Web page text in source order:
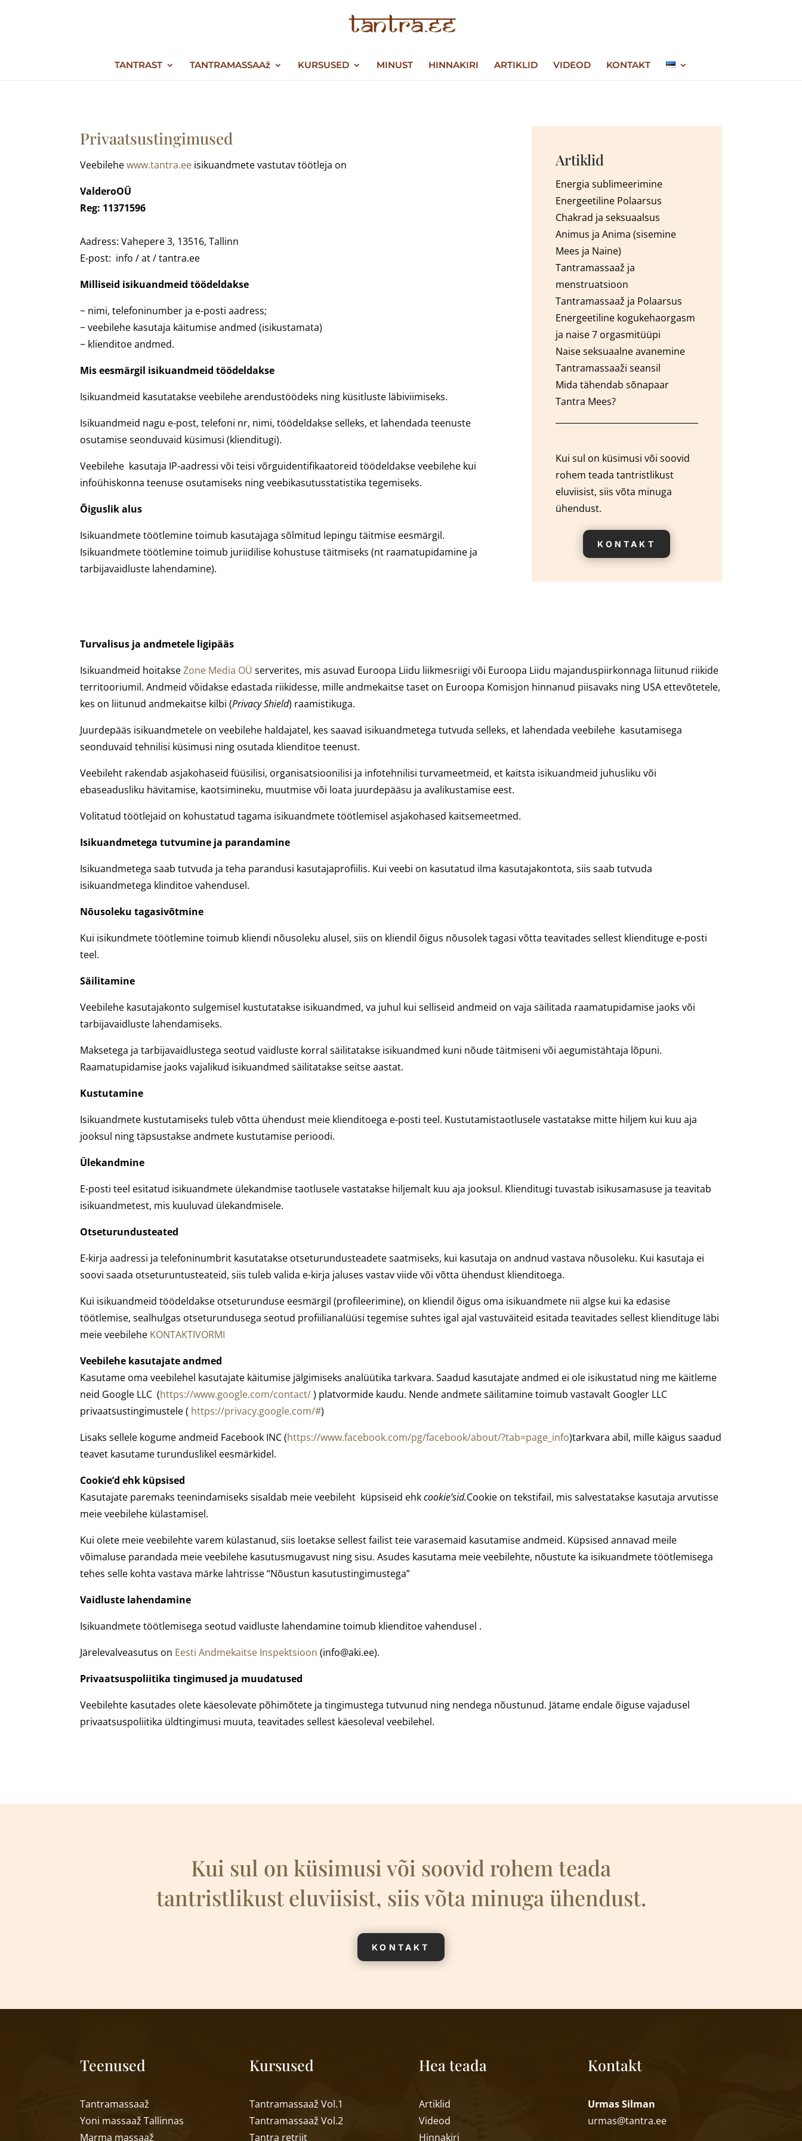
TANTRAST TANTRAMASSAAž KURSUSED MINUST HINNAKIRI ARTIKLID VIDEOD KONTAKT
Privaatsustingimused
Veebilehewww.tantra.ee isikuandmete vastutav töötleja on
ValderoOÜ
Reg: 11371596
Aadress: Vahepere 3, 13516, Tallinn
E-post: info / at / tantra.ee
Milliseid isikuandmeid töödeldakse
− nimi, telefoninumber ja e-posti aadress;
− veebilehe kasutaja käitumise andmed (isikustamata)
− klienditoe andmed.
Mis eesmärgil isikuandmeid töödeldakse
Isikuandmeid kasutatakse veebilehe arendustöödeks ning küsitluste läbiviimiseks.
Isikuandmeid nagu e-post, telefoni nr, nimi, töödeldakse selleks, et lahendada teenuste
osutamise seonduvaid küsimusi (klienditugi).
Veebilehe kasutaja IP-aadressi või teisi võrguidentifikaatoreid töödeldakse veebilehe kui
infoühiskonna teenuse osutamiseks ning veebikasutusstatistika tegemiseks.
Õiguslik alus
Isikuandmete töötlemine toimub kasutajaga sõlmitud lepingu täitmise eesmärgil.
Isikuandmete töötlemine toimub juriidilise kohustuse täitmiseks (nt raamatupidamine ja
tarbijavaidluste lahendamine).
Artiklid
Energia sublimeerimine
Energeetiline Polaarsus
Chakrad ja seksuaalsus
Animus ja Anima (sisemine
Mees ja Naine)
Tantramassaaž ja
menstruatsioon
Tantramassaaž ja Polaarsus
Energeetiline kogukehaorgasm
ja naise 7 orgasmitüüpi
Naise seksuaalne avanemine
Tantramassaaži seansil
Mida tähendab sõnapaar
Tantra Mees?
Kui sul on küsimusi või soovid
rohem teada tantristlikust
eluviisist, siis võta minuga
ühendust.
KONTAKT
Turvalisus ja andmetele ligipääs
Isikuandmeid hoitakseZone Media OÜserverites, mis asuvad Euroopa Liidu liikmesriigi või Euroopa Liidu majanduspiirkonnaga liitunud riikide
territooriumil. Andmeid võidakse edastada riikidesse, mille andmekaitse taset on Euroopa Komisjon hinnanud piisavaks ning USA ettevõtetele,
kes on liitunud andmekaitse kilbi (Privacy Shield) raamistikuga.
Juurdepääs isikuandmetele on veebilehe haldajatel, kes saavad isikuandmetega tutvuda selleks, et lahendada veebilehe kasutamisega
seonduvaid tehnilisi küsimusi ning osutada klienditoe teenust.
Veebileht rakendab asjakohaseid füüsilisi, organisatsioonilisi ja infotehnilisi turvameetmeid, et kaitsta isikuandmeid juhusliku või
ebaseadusliku hävitamise, kaotsimineku, muutmise või loata juurdepääsu ja avalikustamise eest.
Volitatud töötlejaid on kohustatud tagama isikuandmete töötlemisel asjakohased kaitsemeetmed.
Isikuandmetega tutvumine ja parandamine
Isikuandmetega saab tutvuda ja teha parandusi kasutajaprofiilis. Kui veebi on kasutatud ilma kasutajakontota, siis saab tutvuda
isikuandmetega klinditoe vahendusel.
Nõusoleku tagasivõtmine
Kui isikundmete töötlemine toimub kliendi nõusoleku alusel, siis on kliendil õigus nõusolek tagasi võtta teavitades sellest kliendituge e-posti
teel.
Säilitamine
Veebilehe kasutajakonto sulgemisel kustutatakse isikuandmed, va juhul kui selliseid andmeid on vaja säilitada raamatupidamise jaoks või
tarbijavaidluste lahendamiseks.
Maksetega ja tarbijavaidlustega seotud vaidluste korral säilitatakse isikuandmed kuni nõude täitmiseni või aegumistähtaja lõpuni.
Raamatupidamise jaoks vajalikud isikuandmed säilitatakse seitse aastat.
Kustutamine
Isikuandmete kustutamiseks tuleb võtta ühendust meie klienditoega e-posti teel. Kustutamistaotlusele vastatakse mitte hiljem kui kuu aja
jooksul ning täpsustakse andmete kustutamise perioodi.
Ülekandmine
E-posti teel esitatud isikuandmete ülekandmise taotlusele vastatakse hiljemalt kuu aja jooksul. Klienditugi tuvastab isikusamasuse ja teavitab
isikuandmetest, mis kuuluvad ülekandmisele.
Otseturundusteated
E-kirja aadressi ja telefoninumbrit kasutatakse otseturundusteadete saatmiseks, kui kasutaja on andnud vastava nõusoleku. Kui kasutaja ei
soovi saada otseturuntusteateid, siis tuleb valida e-kirja jaluses vastav viide või võtta ühendust klienditoega.
Kui isikuandmeid töödeldakse otseturunduse eesmärgil (profileerimine), on kliendil õigus oma isikuandmete nii algse kui ka edasise
töötlemise, sealhulgas otseturundusega seotud profiilianalüüsi tegemise suhtes igal ajal vastuväiteid esitada teavitades sellest kliendituge läbi
meie veebilehe KONTAKTIVORMI
Veebilehe kasutajate andmed
Kasutame oma veebilehel kasutajate käitumise jälgimiseks analüütika tarkvara. Saadud kasutajate andmed ei ole isikustatud ning me käitleme
neid Google LLC (https://www.google.com/contact/) platvormide kaudu. Nende andmete säilitamine toimub vastavalt Googler LLC
privaatsustingimustele ( https://privacy.google.com/#)
Lisaks sellele kogume andmeid Facebook INC (https://www.facebook.com/pg/facebook/about/?tab=page_info)tarkvara abil, mille käigus saadud
teavet kasutame turunduslikel eesmärkidel.
Cookie’d ehk küpsised
Kasutajate paremaks teenindamiseks sisaldab meie veebileht küpsiseid ehkcookie’sid.Cookie on tekstifail, mis salvestatakse kasutaja arvutisse
meie veebilehe külastamisel.
Kui olete meie veebilehte varem külastanud, siis loetakse sellest failist teie varasemaid kasutamise andmeid. Küpsised annavad meile
võimaluse parandada meie veebilehe kasutusmugavust ning sisu. Asudes kasutama meie veebilehte, nõustute ka isikuandmete töötlemisega
tehes selle kohta vastava märke lahtrisse “Nõustun kasutustingimustega”
Vaidluste lahendamine
Isikuandmete töötlemisega seotud vaidluste lahendamine toimub klienditoe vahendusel .
Järelevalveasutus on Eesti Andmekaitse Inspektsioon (info@aki.ee).
Privaatsuspoliitika tingimused ja muudatused
Veebilehte kasutades olete käesolevate põhimõtete ja tingimustega tutvunud ning nendega nõustunud. Jätame endale õiguse vajadusel
privaatsuspoliitika üldtingimusi muuta, teavitades sellest käesoleval veebilehel.
Kui sul on küsimusi või soovid rohem teada
tantristlikust eluviisist, siis võta minuga ühendust.
KONTAKT
Teenused
Tantramassaaž
Yoni massaažTallinnas
Marma massaaž
Kursused
Tantramassaaž Vol.1
Tantramassaaž Vol.2
Tantra retriit
Hea teada
Artiklid
Videod
Hinnakiri
Kontakt
Urmas Silman
urmas@tantra.ee